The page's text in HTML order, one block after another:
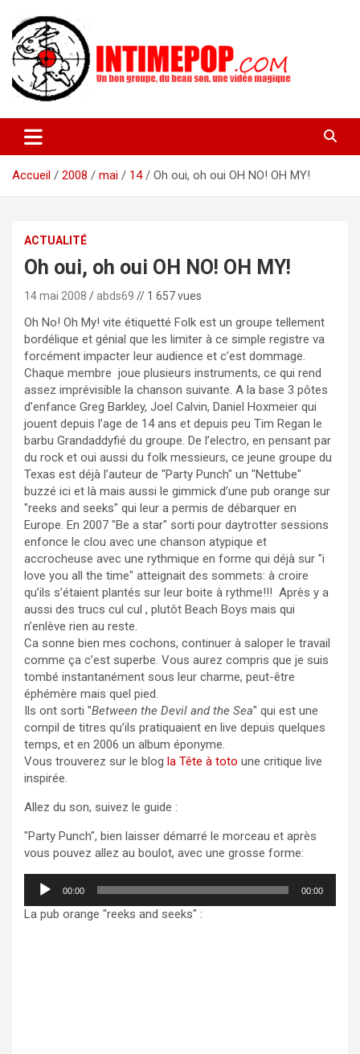
contenu
intimepop.com
actuelles pop rock, post-rock, indé sur Lyon. rock pop concert
lyon
Accueil
2008 mai 14 Oh oui, oh oui OH NO! OH MY!
ACTUALITÉ
Oh oui, oh oui OH NO! OH MY!
14 mai 2008 abds69 // 1 657 vues
Oh No! Oh My! vite étiquetté Folk est un groupe tellement
bordélique et génial que les limiter à ce simple registre va
forcément impacter leur audience et c’est dommage.
Chaque membre joue plusieurs instruments, ce qui rend
assez imprévisible la chanson suivante. A la base 3 pôtes
d’enfance Greg Barkley, Joel Calvin, Daniel Hoxmeier qui
jouent depuis l’age de 14 ans et depuis peu Tim Regan le
barbu Grandaddyfié du groupe. De l’electro, en pensant par
du rock et oui aussi du folk messieurs, ce jeune groupe du
Texas est déjà l’auteur de "Party Punch" un "Nettube"
buzzé ici et là mais aussi le gimmick d’une pub orange sur
"reeks and seeks" qui leur a permis de débarquer en
Europe. En 2007 "Be a star" sorti pour daytrotter sessions
enfonce le clou avec une chanson atypique et
accrocheuse avec une rythmique en forme qui déjà sur "i
love you all the time" atteignait des sommets: à croire
qu’ils s’étaient plantés sur leur boite à rythme!!! Après y a
aussi des trucs cul cul , plutôt Beach Boys mais qui
n’enlève rien au reste.
Ca sonne bien mes cochons, continuer à saloper le travail
comme ça c’est superbe. Vous aurez compris que je suis
tombé instantanément sous leur charme, peut-être
éphémère mais quel pied.
Ils ont sorti "Between the Devil and the Sea" qui est une
compil de titres qu’ils pratiquaient en live depuis quelques
temps, et en 2006 un album éponyme.
Vous trouverez sur le blog la Tête à toto une critique live
inspirée.
Allez du son, suivez le guide :
"Party Punch", bien laisser démarré le morceau et après
vous pouvez allez au boulot, avec une grosse forme:
Lecteur
audio
00:00 00:00
La pub orange "reeks and seeks" :